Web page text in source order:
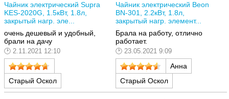
Чайник электрический Supra
KES-2020G, 1.5кВт, 1.8л,
закрытый нагр. эле...
очень дешевый и удобный,
брали на дачу
2.11.2021 12:10
Старый Оскол
Чайник электрический Beon
BN-301, 2.2кВт, 1.8л,
закрытый нагр. элемент...
Брала на работу, отлично
работает.
23.05.2021 9:09
Анна
Старый Оскол